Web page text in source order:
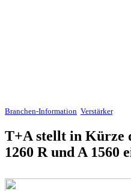
Branchen-Information Verstärker,
T+A stellt in Kürze
1260 R und A 1560